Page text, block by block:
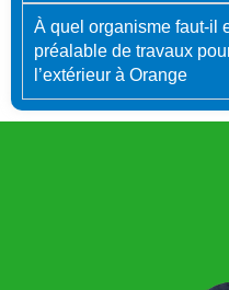
À quel organisme faut-il
préalable de travaux
l’extérieur à Orange